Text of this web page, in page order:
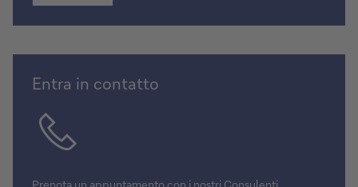
Scegli
la
data
Entra in contatto